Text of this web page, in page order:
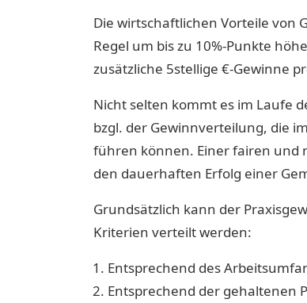
Die wirtschaftlichen Vorteile von
Regel um bis zu 10%-Punkte
zusätzliche 5stellige €-Gewinne
Nicht selten kommt es im Laufe
bzgl. der Gewinnverteilung, die
führen können. Einer fairen und
den dauerhaften Erfolg einer
Grundsätzlich kann der
Kriterien verteilt werden:
Entsprechend des
Entsprechend der gehaltenen